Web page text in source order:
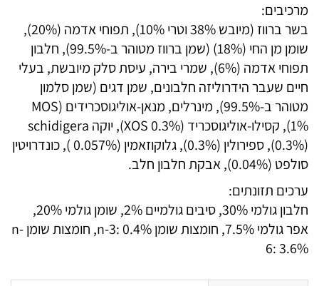
מרכיבים:
בשר ברווז (מיובש 38% וטרי 10%), תפוחי אדמה (20%),
שומן מן החי (18%) (שמן ברווז מטוהר ב-99.5%), חלבון
תפוחי אדמה (6%), שמרי בירה, עיסת סלק מיובשת, בעלי
חיים שעבר הידרוליזה חלבונים, שמן דגים (שמן סלמון
מטוהר ב-99.5%), מינרלים, מנאן-אוליגוסכרידים (MOS
1%), קסילו-אוליגוסכריד (XOS 0.3%), יוקה schidigera
(0.3%), ספירולין (0.3%), גלוקוזאמין (0.057% ), כונדרויטין
סולפט (0.04%), אבקת חלבון חלב.
ערכים תזונתים:
חלבון גולמי 30%, סיבים גולמיים 2%, שומן גולמי 20%,
אפר גולמי 7.5%, חומצות שומן n-3: 0.4%, חומצות שומן n-
6: 3.6%